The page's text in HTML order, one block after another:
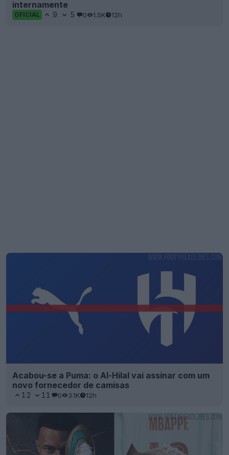
internamente
OFICIAL 9 5 0 1.5K 12h
Acabou-se a Puma: o Al-Hilal vai assinar com um
novo fornecedor de camisas
12 11 0 3.1K 12h